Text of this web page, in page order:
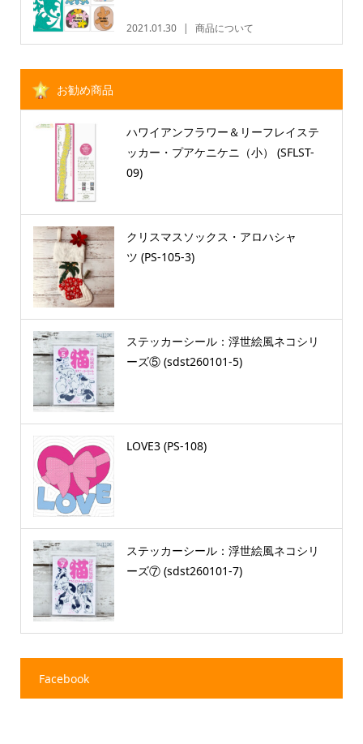
2021.01.30 商品について
お勧め商品
ハワイアンフラワー＆リーフレイステ
ッカー・プアケニケニ（小） (SFLST-
09)
クリスマスソックス・アロハシャ
ツ (PS-105-3)
ステッカーシール：浮世絵風ネコシリ
ーズ⑤ (sdst260101-5)
LOVE3 (PS-108)
ステッカーシール：浮世絵風ネコシリ
ーズ⑦ (sdst260101-7)
Facebook